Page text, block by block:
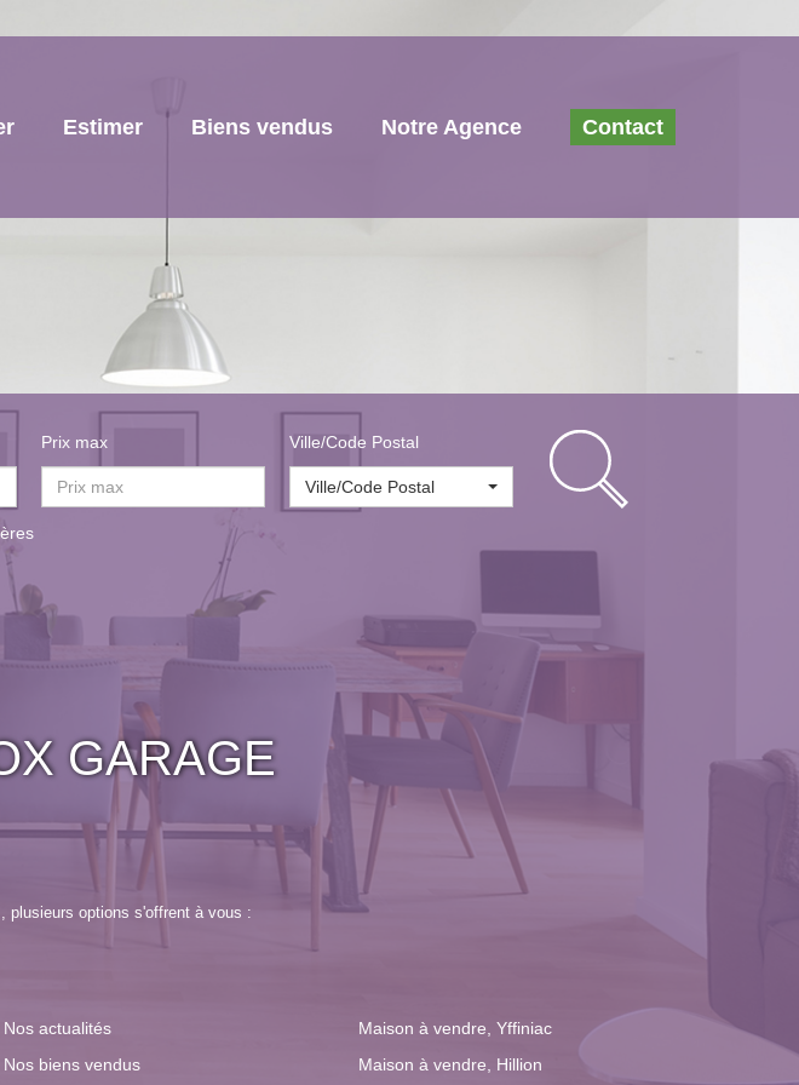
Estimer Biens vendus Notre Agence Contact
Prix max Ville/Code Postal
Ville/Code Postal
GARAGE
plusieurs options s'offrent à vous :
Nos actualités
Nos biens vendus
Maison à vendre, Yffiniac
Maison à vendre, Hillion